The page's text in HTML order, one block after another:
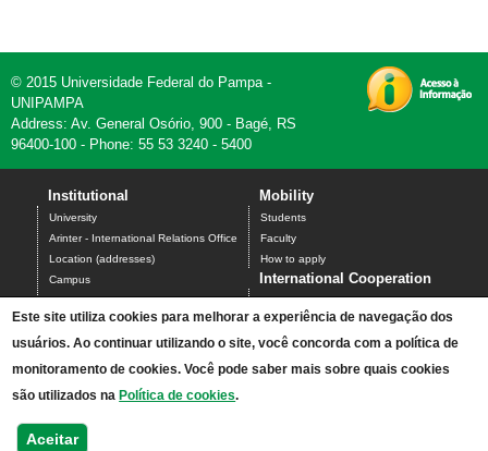
© 2015 Universidade Federal do Pampa -
UNIPAMPA
Address: Av. General Osório, 900 - Bagé, RS
96400-100 - Phone: 55 53 3240 - 5400
Institutional
University
Arinter - International Relations Office
Location (addresses)
Campus
Undergraduate Programs
Graduate Programs
Mobility
Students
Faculty
How to apply
International Cooperation
Science without Borders
Santander Universities
BraCol
PEC-G
Contact us
Administration Office
Arinter - International Relations Office
Este site utiliza cookies para melhorar a experiência de navegação dos
usuários. Ao continuar utilizando o site, você concorda com a política de
monitoramento de cookies. Você pode saber mais sobre quais cookies
são utilizados na Política de cookies.
Aceitar